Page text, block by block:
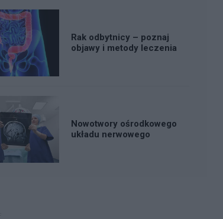
Rak odbytnicy – poznaj
objawy i metody leczenia
Nowotwory ośrodkowego
układu nerwowego